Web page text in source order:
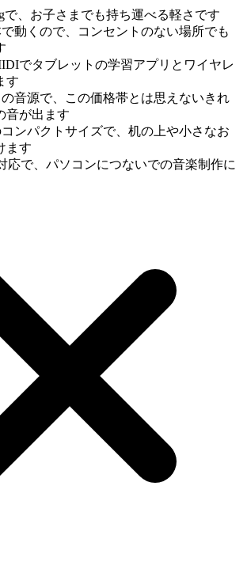
で、お子さまでも持ち運べる軽さです
動くので、コンセントのない場所でも
でタブレットの学習アプリとワイヤレ
す
音源で、この価格帯とは思えないきれ
音が出ます
コンパクトサイズで、机の上や小さなお
ます
応で、パソコンにつないでの音楽制作に